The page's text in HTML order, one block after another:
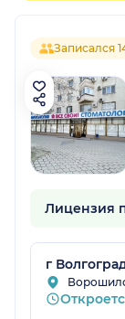
Записался
Лицензия
г